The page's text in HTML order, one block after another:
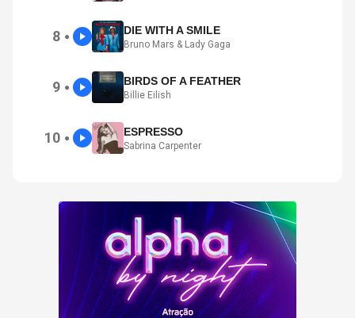
8 ● DIE WITH A SMILE
Bruno Mars & Lady Gaga
9 ● BIRDS OF A FEATHER
Billie Eilish
10 ● ESPRESSO
Sabrina Carpenter